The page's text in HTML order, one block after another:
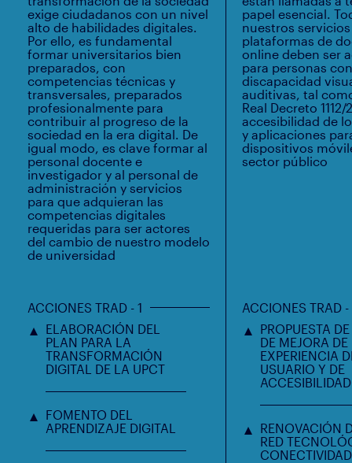
exige ciudadanos con un nivel
alto de habilidades digitales.
Por ello, es fundamental
formar universitarios bien
preparados, con
competencias técnicas y
transversales, preparados
profesionalmente para
contribuir al progreso de la
sociedad en la era digital. De
igual modo, es clave formar al
personal docente e
investigador y al personal de
administración y servicios
para que adquieran las
competencias digitales
requeridas para ser actores
del cambio de nuestro modelo
de universidad
ACCIONES TRAD - 1
ELABORACIÓN DEL
PLAN PARA LA
TRANSFORMACIÓN
DIGITAL DE LA UPCT
FOMENTO DEL
APRENDIZAJE DIGITAL
papel esencial.
nuestros
plataformas de
online deben ser
para personas con
discapacidad
auditivas, tal
Real Decreto
accesibilidad de
y aplicaciones
dispositivos
sector público
ACCIONES TRAD -
PROPUESTA
DE MEJORA DE
EXPERIENCIA
USUARIO Y DE
ACCESIBILIDAD
RENOVACIÓN
RED
CONECTIVIDAD